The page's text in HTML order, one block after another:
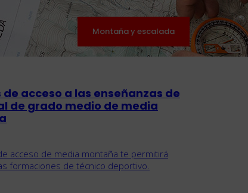
Montaña y escalada
de acceso a las enseñanzas de
de grado medio de media
acceso de media montaña te permitirá
formaciones de técnico deportivo.